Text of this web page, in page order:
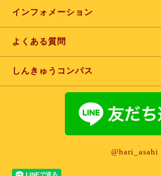
インフォメーション
よくある質問
しんきゅうコンパス
@hari_asahi